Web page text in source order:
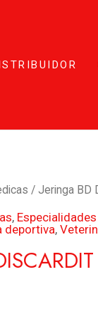
/ Jeringa BD
,
deportiva,